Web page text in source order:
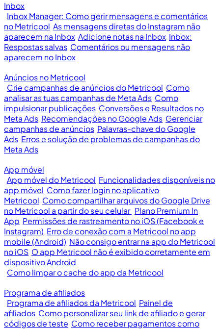
Inbox
Inbox Manager: Como gerir mensagens e comentários
no Metricool As mensagens diretas do Instagram não
aparecem na Inbox Adicione notas na Inbox Inbox:
Respostas salvas Comentários ou mensagens não
aparecem no Inbox
Anúncios no Metricool
Crie campanhas de anúncios do Metricool Como
analisar as tuas campanhas de Meta Ads Como
impulsionar publicações Conversões e Resultados no
Meta Ads Recomendações no Google Ads Gerenciar
campanhas de anúncios Palavras-chave do Google
Ads Erros e solução de problemas de campanhas do
Meta Ads
App móvel
App móvel do Metricool Funcionalidades disponíveis no
app móvel Como fazer login no aplicativo
Metricool Como compartilhar arquivos do Google Drive
no Metricool a partir do seu celular Plano Premium In
App Permissões de rastreamento no iOS (Facebook e
Instagram) Erro de conexão com a Metricool no app
mobile (Android) Não consigo entrar na app do Metricool
no iOS O app Metricool não é exibido corretamente em
dispositivo Android
Como limpar o cache do app da Metricool
Programa de afiliados
Programa de afiliados da Metricool Painel de
afiliados Como personalizar seu link de afiliado e gerar
códigos de teste Como receber pagamentos como